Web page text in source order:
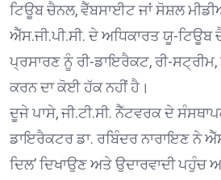
ਟਿਊਬ ਚੈਨਲ, ਵੈੱਬਸਾਈਟ ਜਾਂ ਸੋਸ਼ਲ
ਐੱਸ.ਜੀ.ਪੀ.ਸੀ. ਦੇ ਅਧਿਕਾਰਤ ਯੂ-ਟਿਊਬ
ਪ੍ਰਸਾਰਣ ਨੂੰ ਰੀ-ਡਾਇਰੈਕਟ, ਰੀ-
ਕਰਨ ਦਾ ਕੋਈ ਹੱਕ ਨਹੀਂ ਹੈ।
ਦੂਜੇ ਪਾਸੇ, ਜੀ.ਟੀ.ਸੀ. ਨੈੱਟਵਰਕ ਦੇ
ਡਾਇਰੈਕਟਰ ਡਾ. ਰਬਿੰਦਰ ਨਾਰਾਇਣ ਨੇ
ਦਿਲ’ ਦਿਖਾਉਣ ਅਤੇ ਉਦਾਰਵਾਦੀ ਪਹੁੰਚ